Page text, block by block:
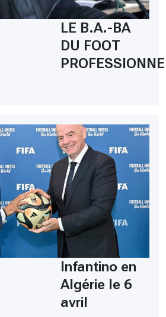
LE B.A.-BA
DU FOOT
Infantino en
Algérie le 6
avril